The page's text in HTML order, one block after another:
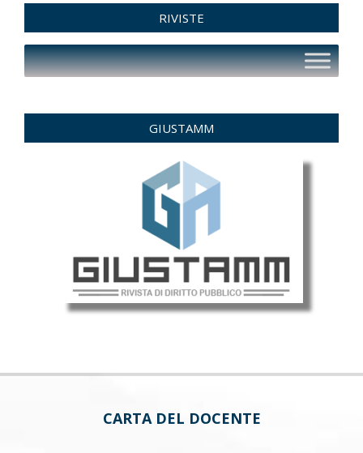
RIVISTE
GIUSTAMM
CARTA DEL DOCENTE